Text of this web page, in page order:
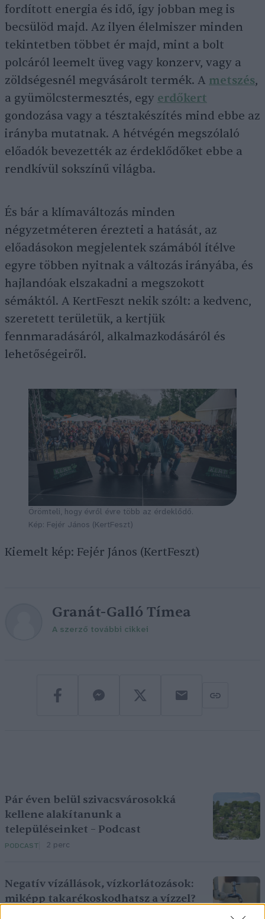
fordított energia és idő, így jobban meg is
becsülöd majd. Az ilyen élelmiszer minden
tekintetben többet ér majd, mint a bolt
polcáról leemelt üveg vagy konzerv, vagy a
zöldségesnél megvásárolt termék. A metszés,
a gyümölcstermesztés, egy erdőkert
gondozása vagy a tésztakészítés mind ebbe az
irányba mutatnak. A hétvégén megszólaló
előadók bevezették az érdeklődőket ebbe a
rendkívül sokszínű világba.
És bár a klímaváltozás minden
négyzetméteren érezteti a hatását, az
előadásokon megjelentek számából ítélve
egyre többen nyitnak a változás irányába, és
hajlandóak elszakadni a megszokott
sémáktól. A KertFeszt nekik szólt: a kedvenc,
szeretett területük, a kertjük
fennmaradásáról, alkalmazkodásáról és
lehetőségeiről.
Örömteli, hogy évről évre több az érdeklődő.
Kép: Fejér János (KertFeszt)
Kiemelt kép: Fejér János (KertFeszt)
Granát-Galló Tímea
A szerző további cikkei
Pár éven belül szivacsvárosokká
kellene alakítanunk a
településeinket – Podcast
PODCAST 2 perc
Negatív vízállások, vízkorlátozások:
miképp takarékoskodhatsz a vízzel?